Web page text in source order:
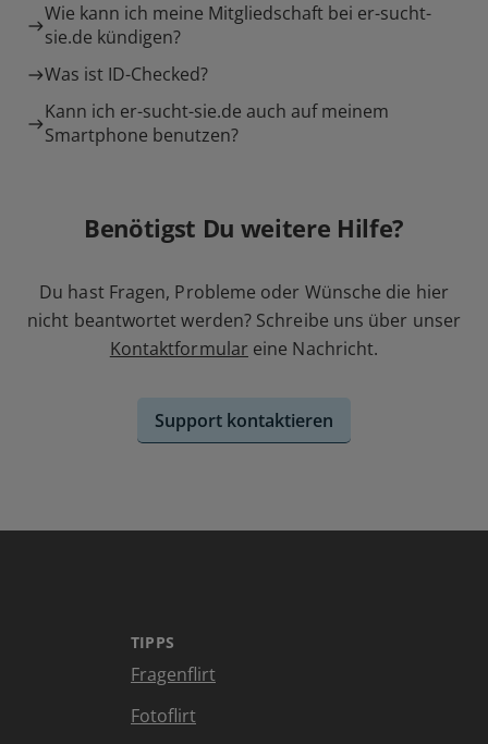
Wie kann ich meine Mitgliedschaft bei er-sucht-
sie.de kündigen?
Was ist ID-Checked?
Kann ich er-sucht-sie.de auch auf meinem
Smartphone benutzen?
Benötigst Du weitere Hilfe?
Du hast Fragen, Probleme oder Wünsche die hier
nicht beantwortet werden? Schreibe uns über unser
Kontaktformular eine Nachricht.
Support kontaktieren
TIPPS
Fragenflirt
Fotoflirt